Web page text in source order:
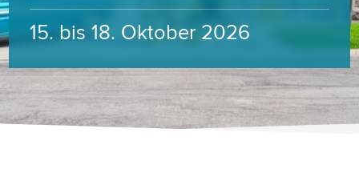
15. bis 18. Oktober 2026